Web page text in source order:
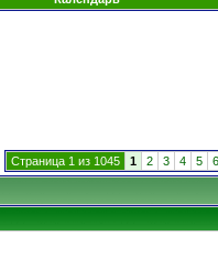
Страница 1 из 1045 1 2 3 4 5 6